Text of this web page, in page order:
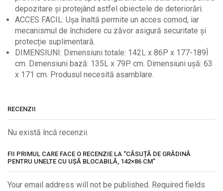
depozitare și protejând astfel obiectele de deteriorări.
ACCES FACIL: Ușa înaltă permite un acces comod, iar
mecanismul de închidere cu zăvor asigură securitate și
protecție suplimentară.
DIMENSIUNI: Dimensiuni totale: 142L x 86P x 177-189Î
cm. Dimensiuni bază: 135L x 79P cm. Dimensiuni ușă: 63
x 171 cm. Produsul necesită asamblare.
RECENZII
Nu există încă recenzii.
FII PRIMUL CARE FACE O RECENZIE LA “CĂSUȚĂ DE GRĂDINĂ
PENTRU UNELTE CU UȘĂ BLOCABILĂ, 142×86 CM”
Your email address will not be published. Required fields